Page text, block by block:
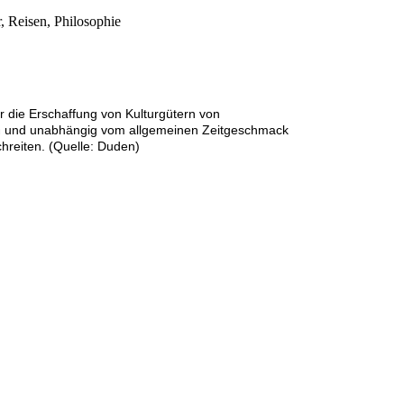
Reisen, Philosophie
Erschaffung von Kulturgütern von
unabhängig vom allgemeinen Zeitgeschmack
(Quelle: Duden)